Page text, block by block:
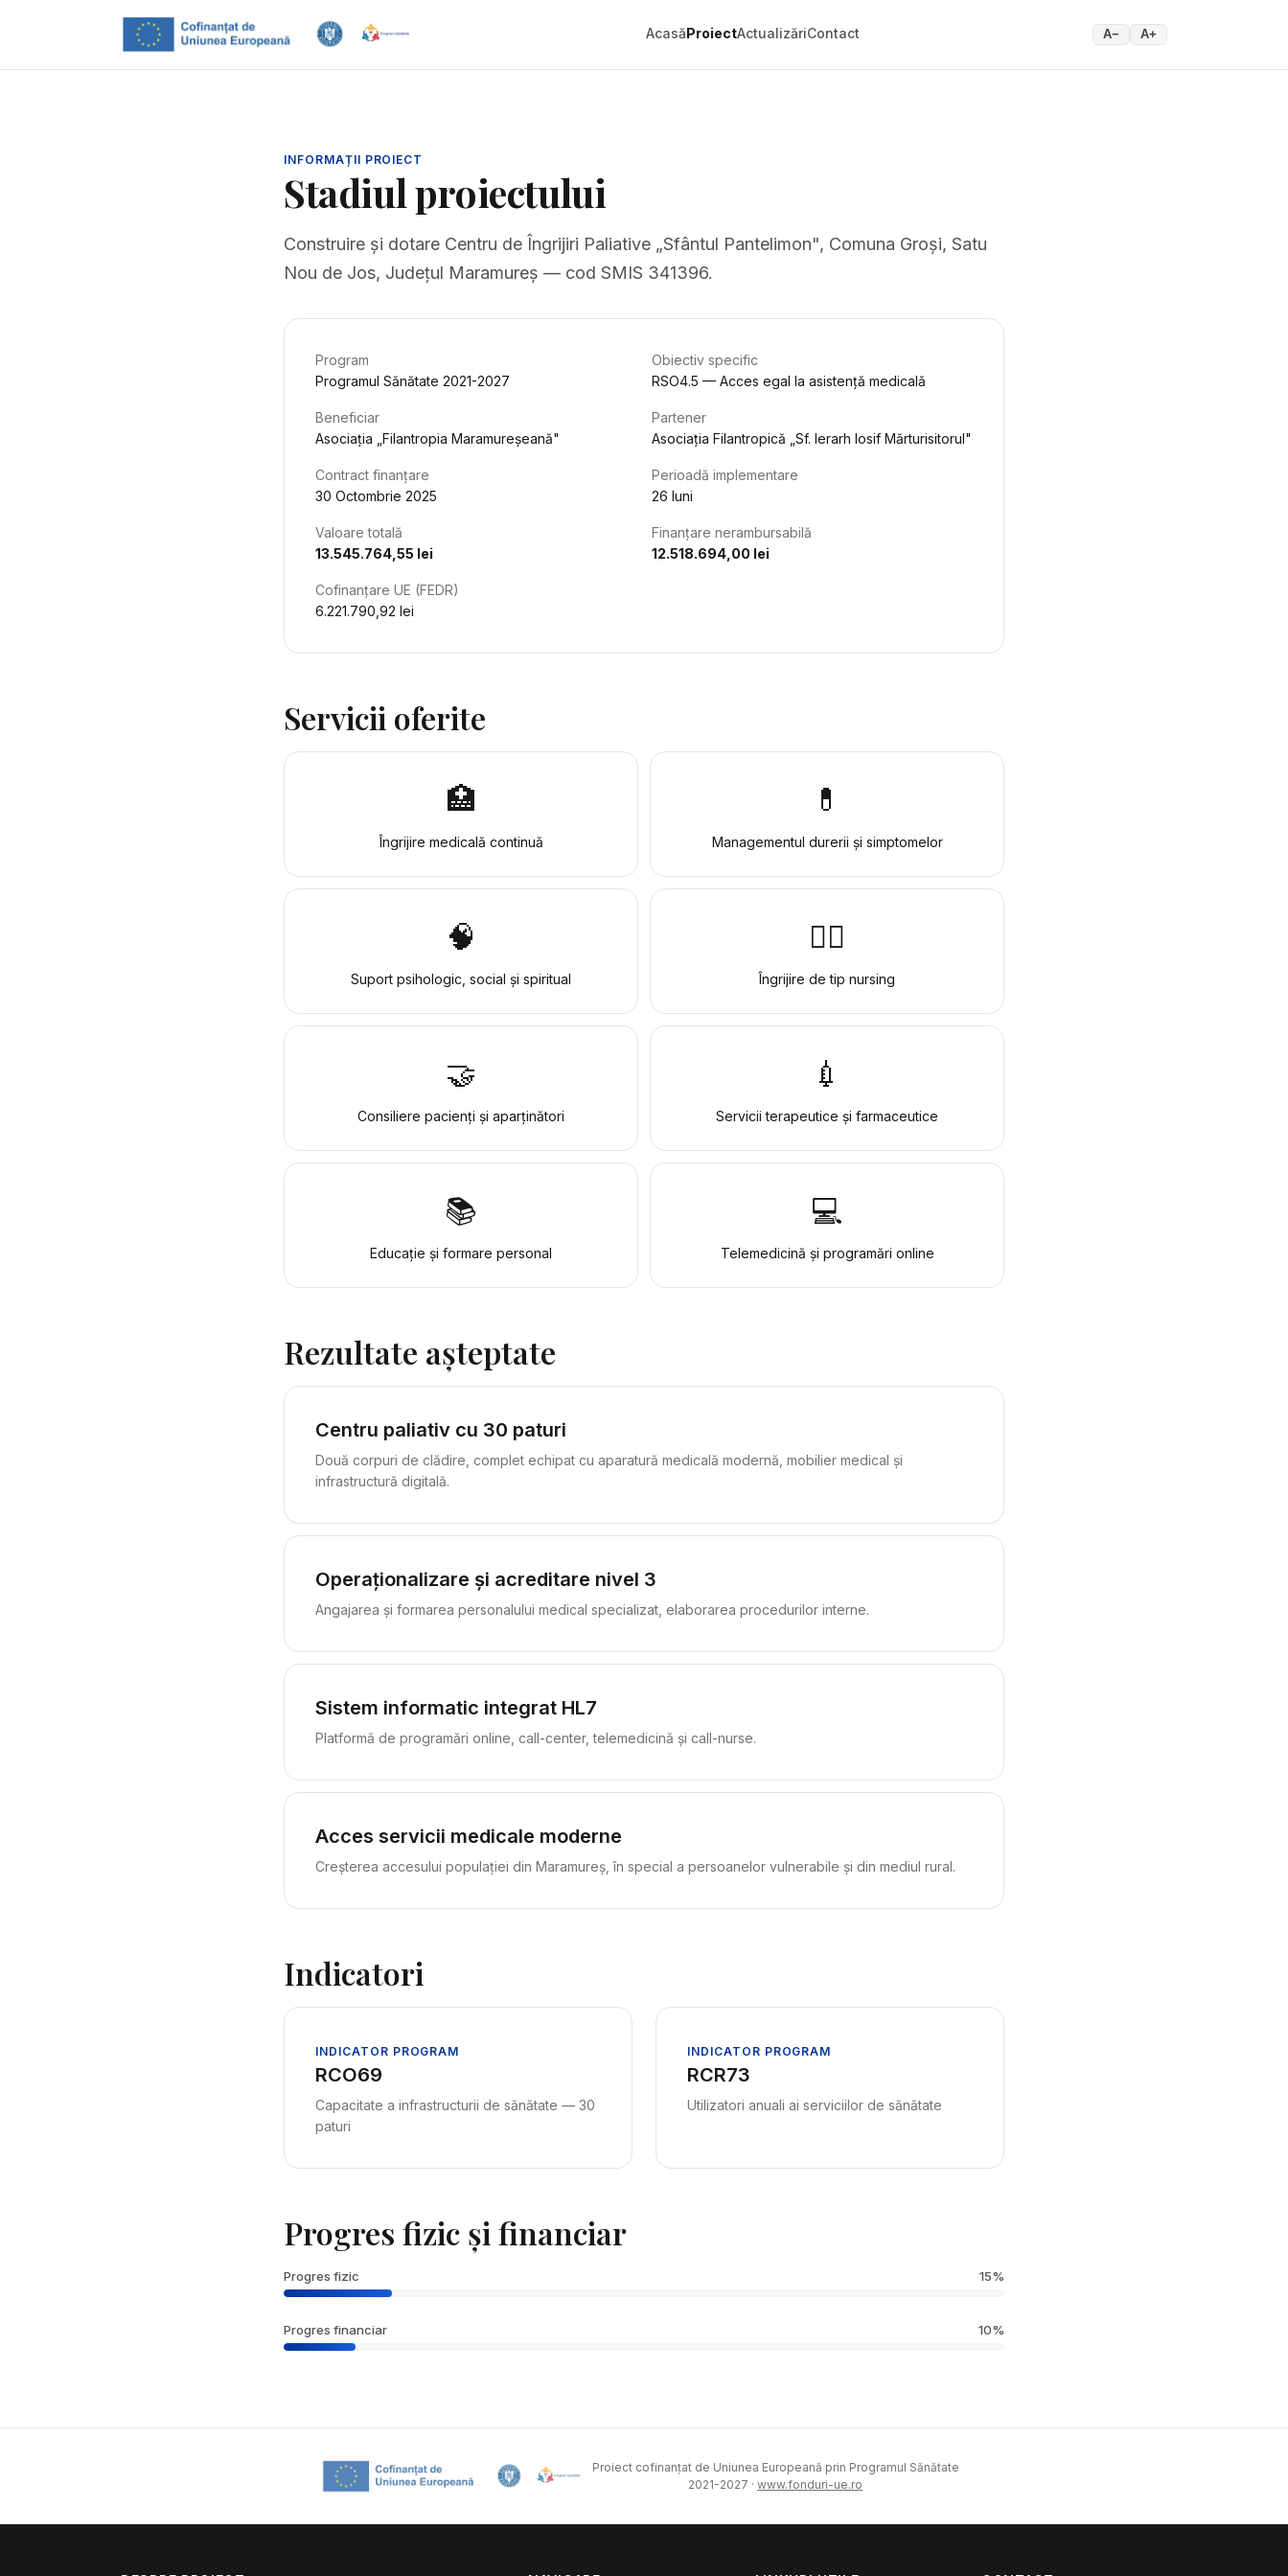
AcasăProiectActualizăriContact A− A+
INFORMAȚII PROIECT
Stadiul proiectului
Construire și dotare Centru de Îngrijiri Paliative „Sfântul Pantelimon", Comuna Groși, Satu
Nou de Jos, Județul Maramureș — cod SMIS 341396.
Program
Programul Sănătate 2021-2027
Obiectiv specific
RSO4.5 — Acces egal la asistență medicală
Beneficiar
Asociația „Filantropia Maramureșeană"
Partener
Asociația Filantropică „Sf. Ierarh Iosif Mărturisitorul"
Contract finanțare
30 Octombrie 2025
Perioadă implementare
26 luni
Valoare totală
13.545.764,55 lei
Finanțare nerambursabilă
12.518.694,00 lei
Cofinanțare UE (FEDR)
6.221.790,92 lei
Servicii oferite
🏥
Îngrijire medicală continuă
💊
Managementul durerii și simptomelor
🧠
Suport psihologic, social și spiritual
👩‍⚕️
Îngrijire de tip nursing
🤝
Consiliere pacienți și aparținători
💉
Servicii terapeutice și farmaceutice
📚
Educație și formare personal
💻
Telemedicină și programări online
Rezultate așteptate
Centru paliativ cu 30 paturi
Două corpuri de clădire, complet echipat cu aparatură medicală modernă, mobilier medical și
infrastructură digitală.
Operaționalizare și acreditare nivel 3
Angajarea și formarea personalului medical specializat, elaborarea procedurilor interne.
Sistem informatic integrat HL7
Platformă de programări online, call-center, telemedicină și call-nurse.
Acces servicii medicale moderne
Creșterea accesului populației din Maramureș, în special a persoanelor vulnerabile și din mediul rural.
Indicatori
INDICATOR PROGRAM
RCO69
Capacitate a infrastructurii de sănătate — 30
paturi
INDICATOR PROGRAM
RCR73
Utilizatori anuali ai serviciilor de sănătate
Progres fizic și financiar
Progres fizic 15%
Progres financiar 10%
Proiect cofinanțat de Uniunea Europeană prin Programul Sănătate
2021-2027 · www.fonduri-ue.ro